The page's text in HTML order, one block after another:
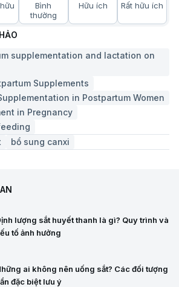
Bình
thường
Hữu ích Rất hữu ích
supplementation and lactation on
Supplements
in Postpartum Women
in Pregnancy
bổ sung canxi
lượng sắt huyết thanh là gì? Quy trình và
tố ảnh hưởng
ai không nên uống sắt? Các đối tượng
đặc biệt lưu ý